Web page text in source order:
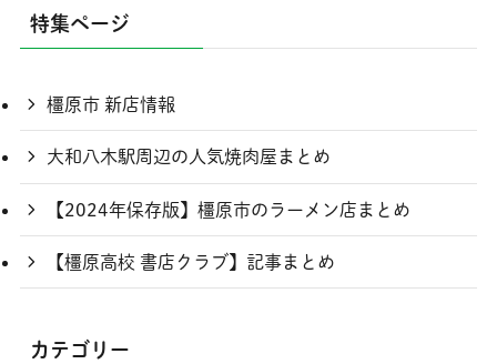
特集ページ
橿原市 新店情報
大和八木駅周辺の人気焼肉屋まとめ
【2024年保存版】橿原市のラーメン店まとめ
【橿原高校 書店クラブ】記事まとめ
カテゴリー